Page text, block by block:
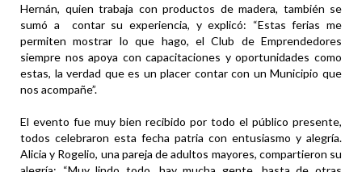
Hernán, quien trabaja con productos de madera, también se
sumó a contar su experiencia, y explicó: “Estas ferias me
permiten mostrar lo que hago, el Club de Emprendedores
siempre nos apoya con capacitaciones y oportunidades como
estas, la verdad que es un placer contar con un Municipio que
nos acompañe”.
El evento fue muy bien recibido por todo el público presente,
todos celebraron esta fecha patria con entusiasmo y alegría.
Alicia y Rogelio, una pareja de adultos mayores, compartieron su